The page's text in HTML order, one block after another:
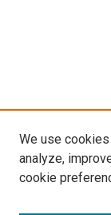
We use
analyze,
cookie